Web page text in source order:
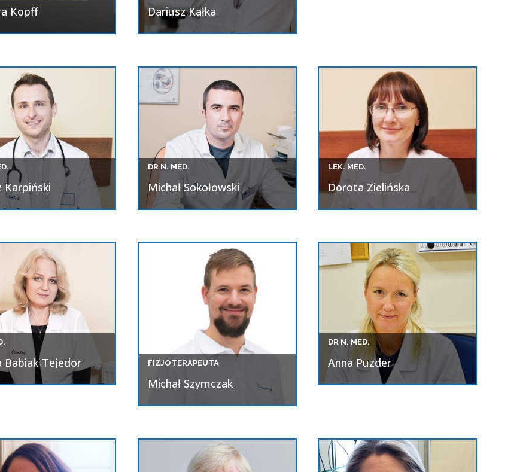
Kopff Dariusz Kałka
Karpiński
Kardiologiczna
DR N. MED.
Michał Sokołowski
LEK. MED.
Dorota Zielińska
Babiak-Tejedor FIZJOTERAPEUTA
Michał Szymczak
DR N. MED.
Anna Puzder